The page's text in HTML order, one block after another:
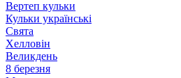
Вертеп кульки
Кульки українські
Свята
Хелловін
Великдень
8 березня